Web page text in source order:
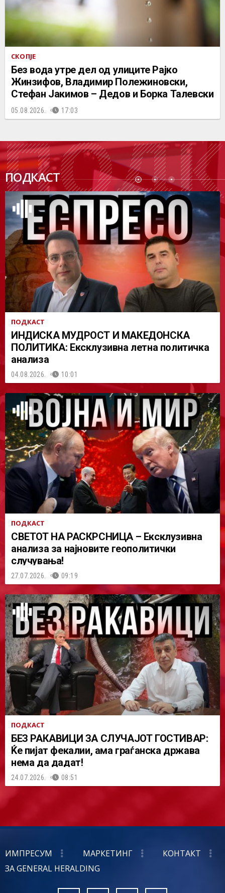
СКОПЈЕ
Без вода утре дел од улиците Рајко
Жинзифов, Владимир Полежиновски,
Стефан Јакимов – Дедов и Борка Талевски
05.08.2026. 17:03
ПОДКАСТ
ПОДК
АСТ
ПОДКАСТ
ИНДИСКА МУДРОСТ И МАКЕДОНСКА
ПОЛИТИКА: Ексклузивна летна политичка
анализа
04.08.2026. 10:01
ПОДКАСТ
СВЕТОТ НА РАСКРСНИЦА – Ексклузивна
анализа за најновите геополитички
случувања!
27.07.2026. 09:19
ПОДКАСТ
БЕЗ РАКАВИЦИ ЗА СЛУЧАЈОТ ГОСТИВАР:
Ќе пијат фекалии, ама граѓанска држава
нема да дадат!
24.07.2026. 08:51
ИМПРЕСУМ МАРКЕТИНГ
КОНТАКТ
ЗА GENERAL HERALDING